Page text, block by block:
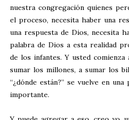
nuestra congregación quienes
el proceso, necesita haber una
una respuesta de Dios, necesita
palabra de Dios a esta realidad
de los infantes. Y usted comienza
sumar los millones, a sumar los
“¿dónde están?” se vuelve en una
importante.